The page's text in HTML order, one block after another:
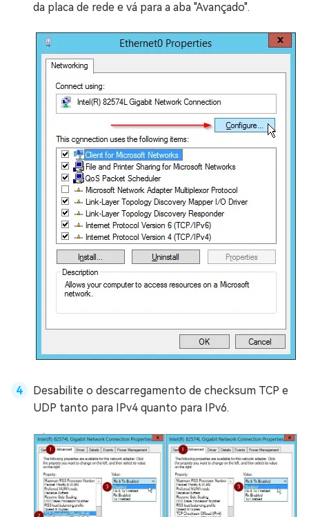
da placa de rede e vá para a aba "Avançado".
Desabilite o descarregamento de checksum TCP e
UDP tanto para IPv4 quanto para IPv6.